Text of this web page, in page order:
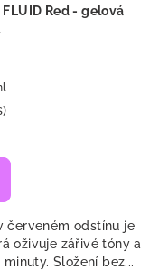
Red - gelová
červeném odstínu je
oživuje zářivé tóny a
Složení bez...